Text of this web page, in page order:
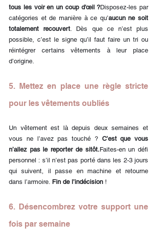
tous les voir en un coup d'œil ?Disposez-les par
catégories et de manière à ce qu’aucun ne soit
totalement recouvert . Dès que ce n’est plus
possible, c’est le signe qu’il faut faire un tri ou
réintégrer certains vêtements à leur place
d’origine.
5. Mettez en place une règle stricte
pour les vêtements oubliés
Un vêtement est là depuis deux semaines et
vous ne l’avez pas touché ? C’est que vous
n’allez pas le reporter de sitôt.Faites-en un défi
personnel : s’il n’est pas porté dans les 2-3 jours
qui suivent, il passe en machine et retourne
dans l’armoire. Fin de l’indécision !
6. Désencombrez votre support une
fois par semaine